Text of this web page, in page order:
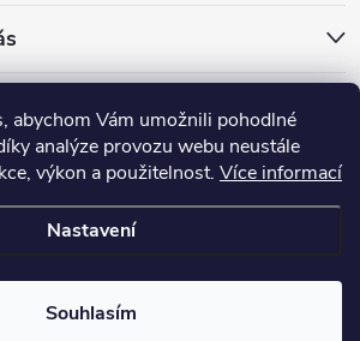
abychom Vám umožnili pohodlné
analýze provozu webu neustále
výkon a použitelnost. Více informací
Nastavení
Souhlasím
platby
vyhrazena.